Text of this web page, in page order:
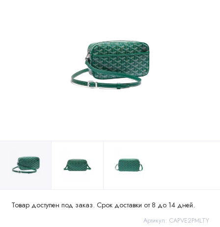
Товар доступен под заказ. Срок доставки от 8 до 14 дней.
Артикул: CAPVE2PMLTY